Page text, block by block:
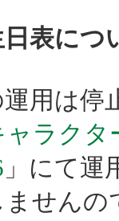
日表に
用は停
ャラクタ
」にて
せん